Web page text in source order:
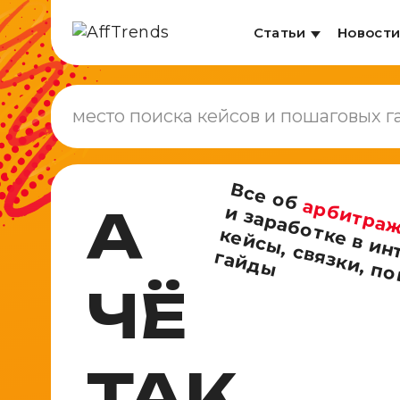
Статьи Новости
А
ЧЁ
Все об
р
н
,
я
,
г
ы